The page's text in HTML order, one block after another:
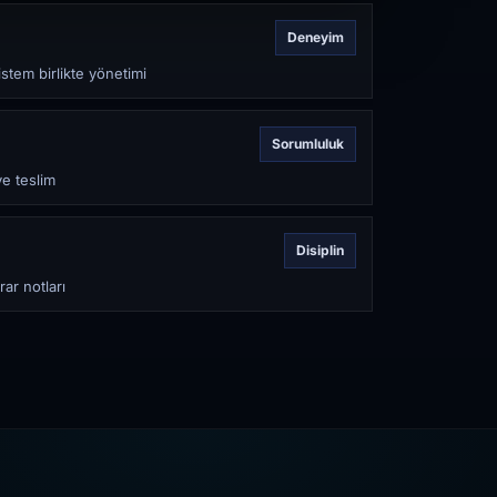
Deneyim
birlikte yönetimi
Sorumluluk
teslim
Disiplin
notları